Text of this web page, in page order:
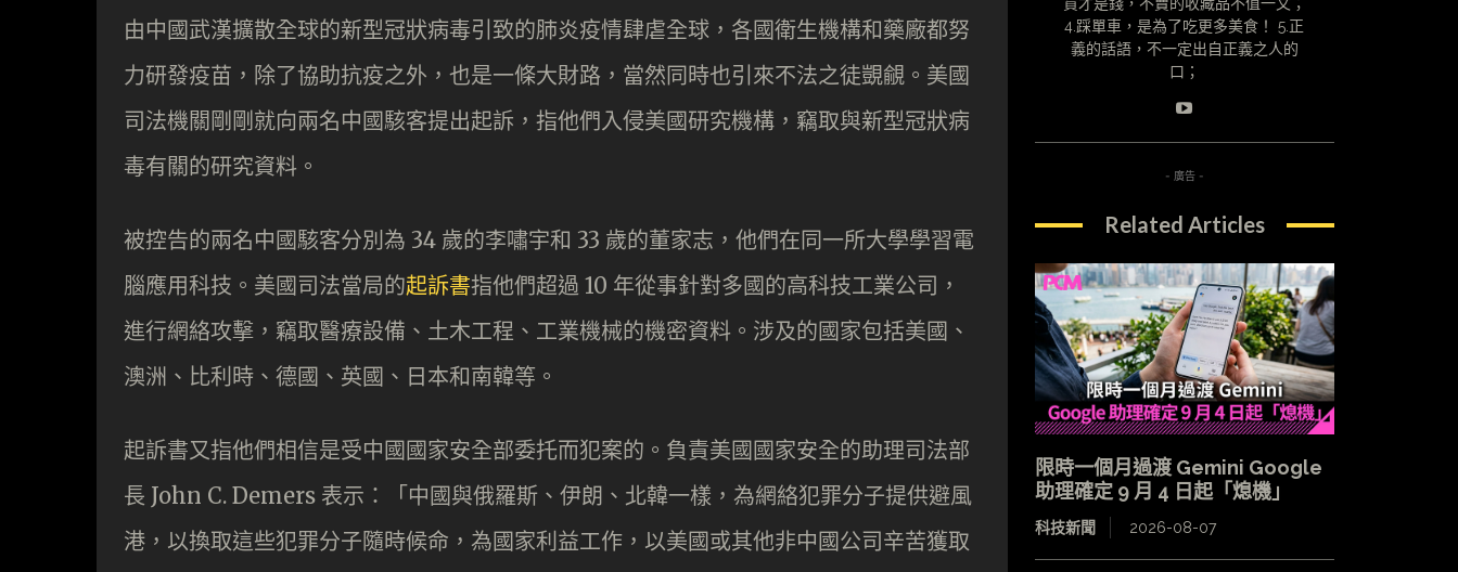
由中國武漢擴散全球的新型冠狀病毒引致的肺炎疫情肆虐全球，各國衛生機構和藥廠都努
力研發疫苗，除了協助抗疫之外，也是一條大財路，當然同時也引來不法之徒覬覦。美國
司法機關剛剛就向兩名中國駭客提出起訴，指他們入侵美國研究機構，竊取與新型冠狀病
毒有關的研究資料。
被控告的兩名中國駭客分別為 34 歲的李嘯宇和 33 歲的董家志，他們在同一所大學學習電
腦應用科技。美國司法當局的起訴書指他們超過 10 年從事針對多國的高科技工業公司，
進行網絡攻擊，竊取醫療設備、土木工程、工業機械的機密資料。涉及的國家包括美國、
澳洲、比利時、德國、英國、日本和南韓等。
起訴書又指他們相信是受中國國家安全部委托而犯案的。負責美國國家安全的助理司法部
長 John C. Demers 表示：「中國與俄羅斯、伊朗、北韓一樣，為網絡犯罪分子提供避風
港，以換取這些犯罪分子隨時候命，為國家利益工作，以美國或其他非中國公司辛苦獲取
4.踩單車，是為了吃更多美食！ 5.正
義的話語，不一定出自正義之人的
口；
- 廣告 -
Related Articles
限時一個月過渡 Gemini Google
助理確定 9 月 4 日起「熄機」
科技新聞 2026-08-07